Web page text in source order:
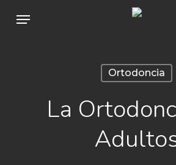
Menu
Ortodoncia
La